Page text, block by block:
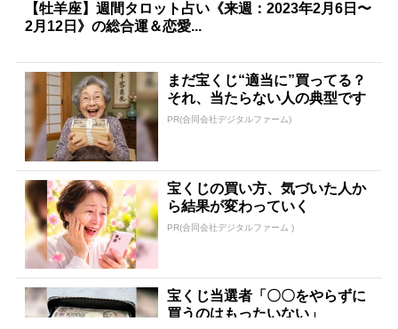
【牡羊座】週間タロット占い《来週：2023年2月6日〜
2月12日》の総合運＆恋愛...
まだ宝くじ“適当に”買ってる？
それ、当たらない人の典型です
PR(合同会社デジタルファーム)
宝くじの買い方、気づいた人か
ら結果が変わっていく
PR(合同会社デジタルファーム )
宝くじ当選者「〇〇をやらずに
買うのはもったいない」